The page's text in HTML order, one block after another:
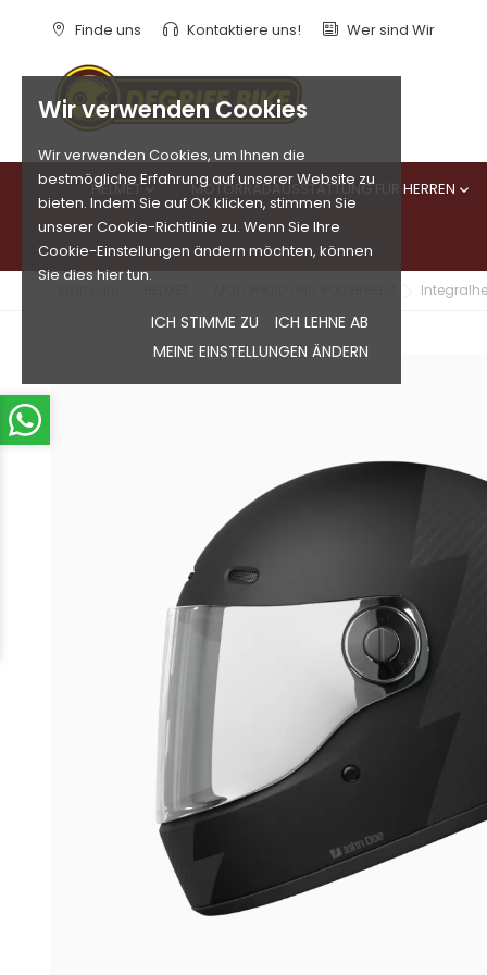
Wir verwenden Cookies
Wir verwenden Cookies, um Ihnen die
bestmögliche Erfahrung auf unserer Website zu
bieten. Indem Sie auf OK klicken, stimmen Sie
unserer Cookie-Richtlinie zu. Wenn Sie Ihre
Cookie-Einstellungen ändern möchten, können
Sie dies hier tun.
ICH STIMME ZU
ICH LEHNE AB
MEINE EINSTELLUNGEN ÄNDERN
Finde uns Kontaktiere uns! Wer sind Wir
HELMET MOTORRADAUSSTATTUNG FÜR HERREN 